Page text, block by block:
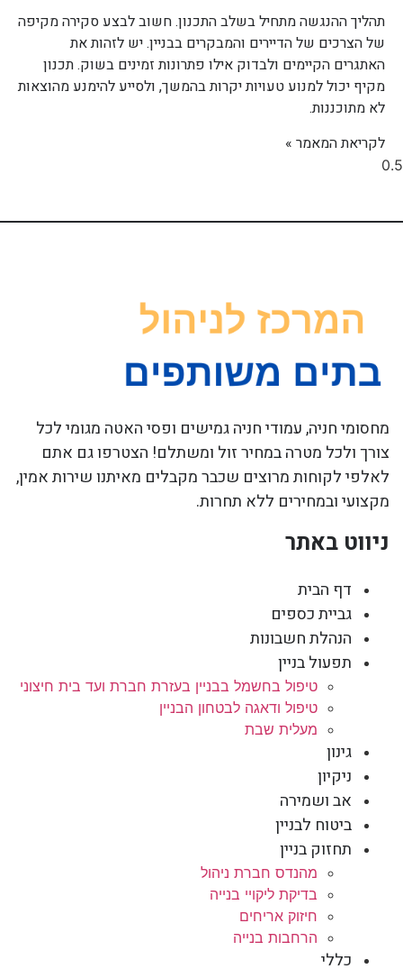
תהליך ההנגשה מתחיל בשלב התכנון. חשוב לבצע סקירה מקיפה
של הצרכים של הדיירים והמבקרים בבניין. יש לזהות את
האתגרים הקיימים ולבדוק אילו פתרונות זמינים בשוק. תכנון
מקיף יכול למנוע טעויות יקרות בהמשך, ולסייע להימנע מהוצאות
לא מתוכננות.
לקריאת המאמר »
מחסומי חניה, עמודי חניה גמישים ופסי האטה מגומי לכל
צורך ולכל מטרה במחיר זול ומשתלם! הצטרפו גם אתם
לאלפי לקוחות מרוצים שכבר מקבלים מאיתנו שירות אמין,
מקצועי ובמחירים ללא תחרות.
ניווט באתר
דף הבית
גביית כספים
הנהלת חשבונות
תפעול בניין
טיפול בחשמל בבניין בעזרת חברת ועד בית חיצוני
טיפול ודאגה לבטחון הבניין
מעלית שבת
גינון
ניקיון
אב ושמירה
ביטוח לבניין
תחזוק בניין
מהנדס חברת ניהול
בדיקת ליקויי בנייה
חיזוק אריחים
הרחבות בנייה
כללי